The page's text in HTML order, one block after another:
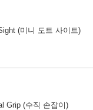
(미니 도트 사이트)
Grip (수직 손잡이)